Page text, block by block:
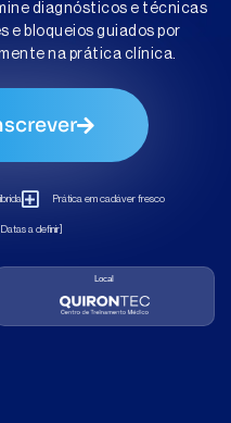
diagnósticos e técnicas
e bloqueios guiados por
na prática clínica.
Prática em cadáver fresco
a definir]
Local